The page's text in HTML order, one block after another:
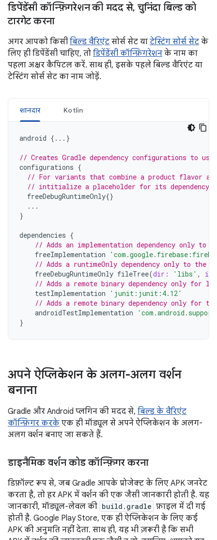
डिपेंडेंसी कॉन्फ़िगरेशन की मदद से, चुनिंदा बिल्ड को
टारगेट करना
अगर आपको किसी बिल्ड वैरिएंट सोर्स सेट या टेस्टिंग सोर्स सेट के
लिए ही डिपेंडेंसी चाहिए, तो डिपेंडेंसी कॉन्फ़िगरेशन के नाम का
पहला अक्षर कैपिटल करें. साथ ही, इसके पहले बिल्ड वैरिएंट या
टेस्टिंग सोर्स सेट का नाम जोड़ें.
शानदार Kotlin
android {...}
// Creates Gradle dependency configurations to
configurations {
// For variants that combine a product flavor
// intitialize a placeholder for its dependency
freeDebugRuntimeOnly{}
...
}
dependencies {
// Adds an implementation dependency only
freeImplementation
// Adds a runtimeOnly dependency only to the
freeDebugRuntimeOnly fileTree(dir: 'libs' ,
// Adds a remote binary dependency only for
testImplementation
'junit:junit:4.12'
// Adds a remote binary dependency only for
androidTestImplementation
}
अपने ऐप्लिकेशन के अलग-अलग वर्शन
बनाना
Gradle और Android प्लगिन की मदद से, बिल्ड के वैरिएंट
कॉन्फ़िगर करके एक ही मॉड्यूल से अपने ऐप्लिकेशन के अलग-
अलग वर्शन बनाए जा सकते हैं.
डाइनैमिक वर्शन कोड कॉन्फ़िगर करना
डिफ़ॉल्ट रूप से, जब Gradle आपके प्रोजेक्ट के लिए APK जनरेट
करता है, तो हर APK में वर्शन की एक जैसी जानकारी होती है. यह
जानकारी, मॉड्यूल-लेवल की build.gradle फ़ाइल में दी गई
होती है. Google Play Store, एक ही ऐप्लिकेशन के लिए कई
APK की अनुमति नहीं देता. साथ ही, यह भी ज़रूरी है कि सभी